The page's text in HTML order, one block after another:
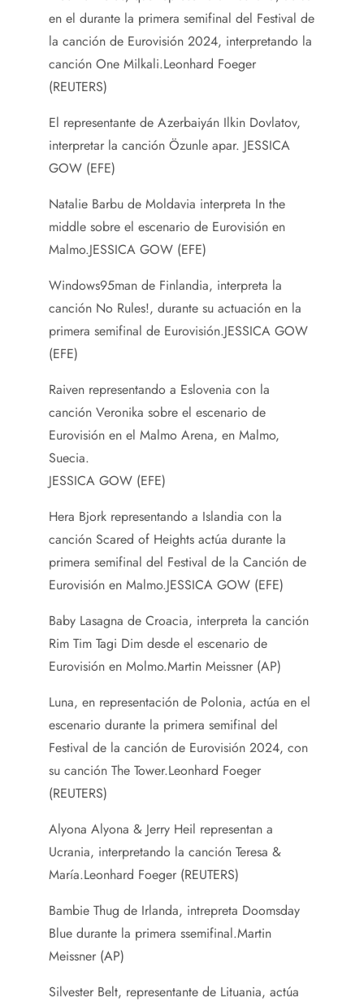
en el durante la primera semifinal del Festival de
la canción de Eurovisión 2024, interpretando la
canción One Milkali.Leonhard Foeger
(REUTERS)
El representante de Azerbaiyán Ilkin Dovlatov,
interpretar la canción Özunle apar. JESSICA
GOW (EFE)
Natalie Barbu de Moldavia interpreta In the
middle sobre el escenario de Eurovisión en
Malmo.JESSICA GOW (EFE)
Windows95man de Finlandia, interpreta la
canción No Rules!, durante su actuación en la
primera semifinal de Eurovisión.JESSICA GOW
(EFE)
Raiven representando a Eslovenia con la
canción Veronika sobre el escenario de
Eurovisión en el Malmo Arena, en Malmo,
Suecia.
JESSICA GOW (EFE)
Hera Bjork representando a Islandia con la
canción Scared of Heights actúa durante la
primera semifinal del Festival de la Canción de
Eurovisión en Malmo.JESSICA GOW (EFE)
Baby Lasagna de Croacia, interpreta la canción
Rim Tim Tagi Dim desde el escenario de
Eurovisión en Molmo.Martin Meissner (AP)
Luna, en representación de Polonia, actúa en el
escenario durante la primera semifinal del
Festival de la canción de Eurovisión 2024, con
su canción The Tower.Leonhard Foeger
(REUTERS)
Alyona Alyona & Jerry Heil representan a
Ucrania, interpretando la canción Teresa &
María.Leonhard Foeger (REUTERS)
Bambie Thug de Irlanda, intrepreta Doomsday
Blue durante la primera ssemifinal.Martin
Meissner (AP)
Silvester Belt, representante de Lituania, actúa